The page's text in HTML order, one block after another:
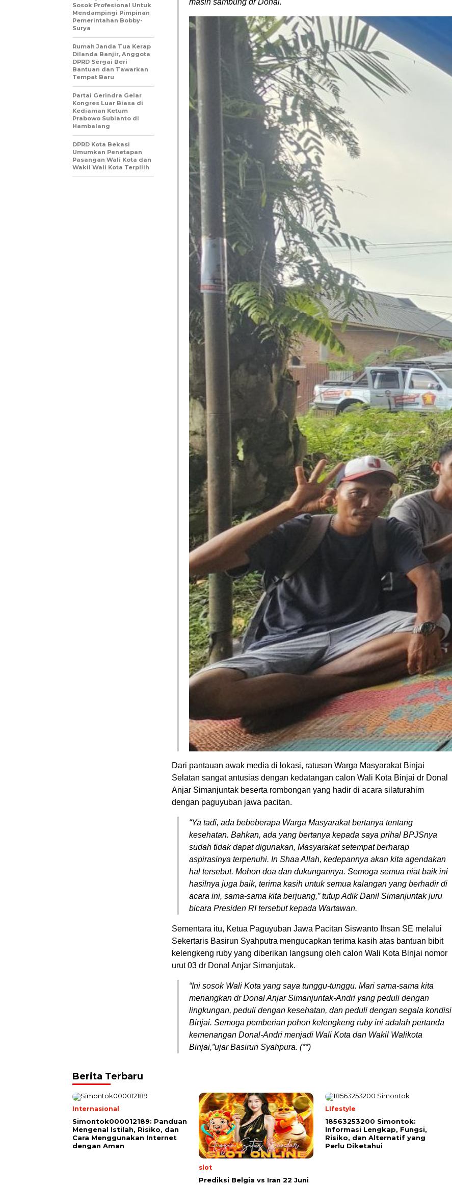
masih sambung dr Donal.
Dari pantauan awak media di lokasi, ratusan Warga Masyarakat Binjai
Selatan sangat antusias dengan kedatangan calon Wali Kota Binjai dr Donal
Anjar Simanjuntak beserta rombongan yang hadir di acara silaturahim
dengan paguyuban jawa pacitan.
“Ya tadi, ada bebeberapa Warga Masyarakat bertanya tentang
kesehatan. Bahkan, ada yang bertanya kepada saya prihal BPJSnya
sudah tidak dapat digunakan, Masyarakat setempat berharap
aspirasinya terpenuhi. In Shaa Allah, kedepannya akan kita agendakan
hal tersebut. Mohon doa dan dukungannya. Semoga semua niat baik ini
hasilnya juga baik, terima kasih untuk semua kalangan yang berhadir di
acara ini, sama-sama kita berjuang,” tutup Adik Danil Simanjuntak juru
bicara Presiden RI tersebut kepada Wartawan.
Sementara itu, Ketua Paguyuban Jawa Pacitan Siswanto Ihsan SE melalui
Sekertaris Basirun Syahputra mengucapkan terima kasih atas bantuan bibit
kelengkeng ruby yang diberikan langsung oleh calon Wali Kota Binjai nomor
urut 03 dr Donal Anjar Simanjutak.
“Ini sosok Wali Kota yang saya tunggu-tunggu. Mari sama-sama kita
menangkan dr Donal Anjar Simanjuntak-Andri yang peduli dengan
lingkungan, peduli dengan kesehatan, dan peduli dengan segala kondisi
Binjai. Semoga pemberian pohon kelengkeng ruby ini adalah pertanda
kemenangan Donal-Andri menjadi Wali Kota dan Wakil Walikota
Binjai,”ujar Basirun Syahpura. (**)
Sosok Profesional Untuk
Mendampingi Pimpinan
Pemerintahan Bobby-
Surya
Rumah Janda Tua Kerap
Dilanda Banjir, Anggota
DPRD Sergai Beri
Bantuan dan Tawarkan
Tempat Baru
Partai Gerindra Gelar
Kongres Luar Biasa di
Kediaman Ketum
Prabowo Subianto di
Hambalang
DPRD Kota Bekasi
Umumkan Penetapan
Pasangan Wali Kota dan
Wakil Wali Kota Terpilih
Berita Terbaru
Internasional
Simontok000012189: Panduan
Mengenal Istilah, Risiko, dan
Cara Menggunakan Internet
dengan Aman
slot
Prediksi Belgia vs Iran 22 Juni
LIfestyle
18563253200 Simontok:
Informasi Lengkap, Fungsi,
Risiko, dan Alternatif yang
Perlu Diketahui